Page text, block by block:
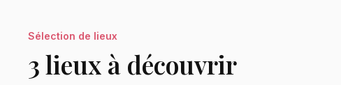
Sélection de lieux
3lieux à découvrir